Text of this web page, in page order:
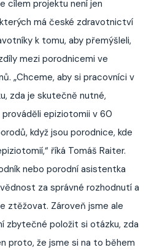
cílem projektu není jen
má české zdravotnictví
k tomu, aby přemýšleli,
mezi porodnicemi ve
„Chceme, aby si pracovníci v
zda je skutečně nutné,
epiziotomii v 60
když jsou porodnice, kde
říká Tomáš Raiter.
nebo porodní asistentka
za správné rozhodnutí a
ztěžovat. Zároveň jsme ale
zbytečné položit si otázku, zda
proto, že jsme si na to během